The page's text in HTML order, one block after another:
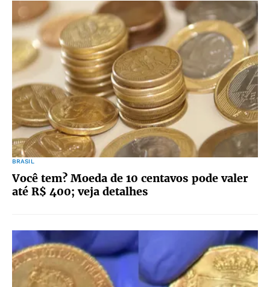
BRASIL
Você tem? Moeda de 10 centavos pode valer
até R$ 400; veja detalhes